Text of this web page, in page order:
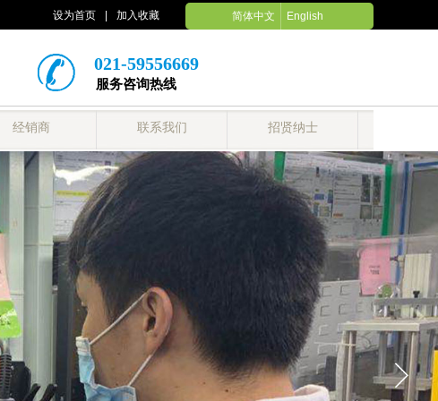
设为首页 加入收藏 简体中文 English
021-59556669
服务咨询热线
经销商 联系我们 招贤纳士